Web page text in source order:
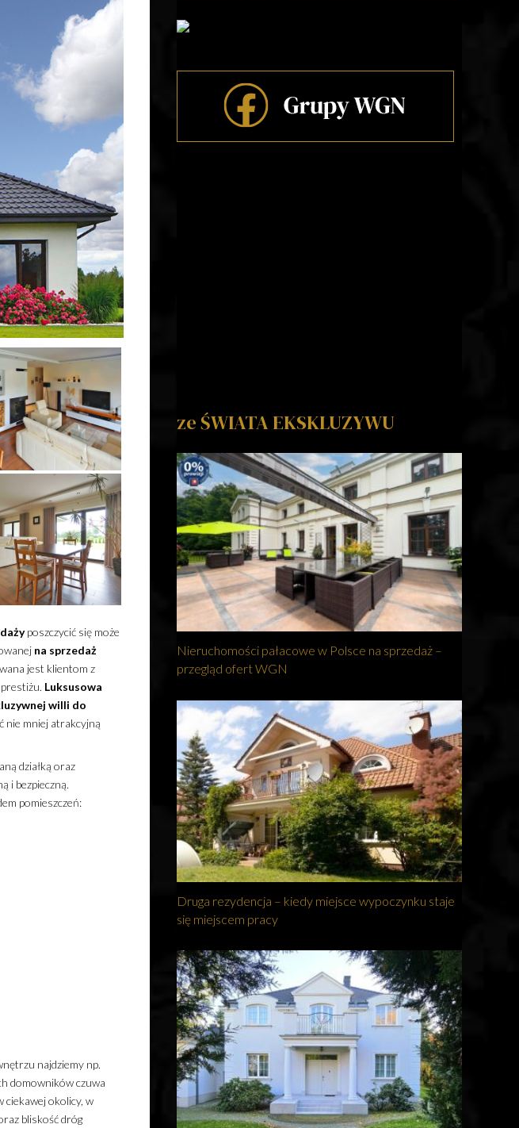
poszczycić się może
na sprzedaż
jest klientom z
Luksusowa
willi do
nie mniej atrakcyjną
działką oraz
i bezpieczną.
pomieszczeń:
najdziemy np.
domowników czuwa
ciekawej okolicy, w
bliskość dróg
ze ŚWIATA EKSKLUZYWU
Nieruchomości pałacowe w Polsce na sprzedaż –
przegląd ofert WGN
Druga rezydencja – kiedy miejsce wypoczynku staje
się miejscem pracy